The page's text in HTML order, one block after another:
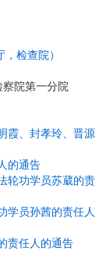
检查院）
院第一分院
霞、封孝玲、晋源
的通告
轮功学员苏葳的责
学员孙茜的责任人
责任人的通告